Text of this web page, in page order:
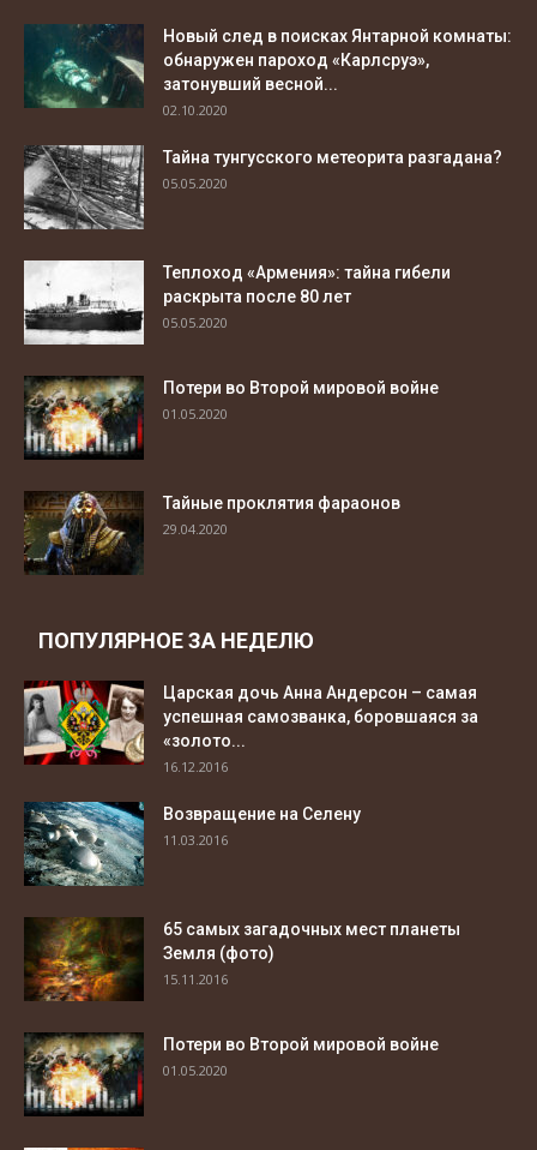
Новый след в поисках Янтарной комнаты:
обнаружен пароход «Карлсруэ»,
затонувший весной...
02.10.2020
Тайна тунгусского метеорита разгадана?
05.05.2020
Теплоход «Армения»: тайна гибели
раскрыта после 80 лет
05.05.2020
Потери во Второй мировой войне
01.05.2020
Тайные проклятия фараонов
29.04.2020
ПОПУЛЯРНОЕ ЗА НЕДЕЛЮ
Царская дочь Анна Андерсон – самая
успешная самозванка, боровшаяся за
«золото...
16.12.2016
Возвращение на Селену
11.03.2016
65 самых загадочных мест планеты
Земля (фото)
15.11.2016
Потери во Второй мировой войне
01.05.2020